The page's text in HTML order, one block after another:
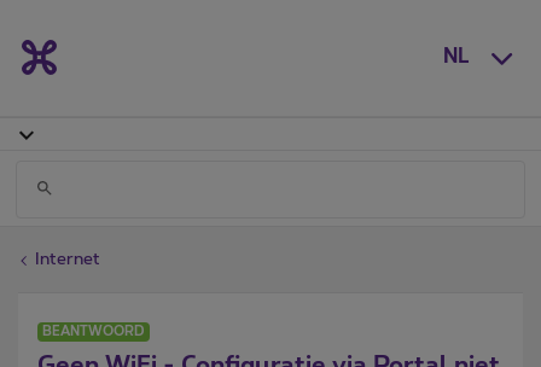
NL
Internet
BEANTWOORD